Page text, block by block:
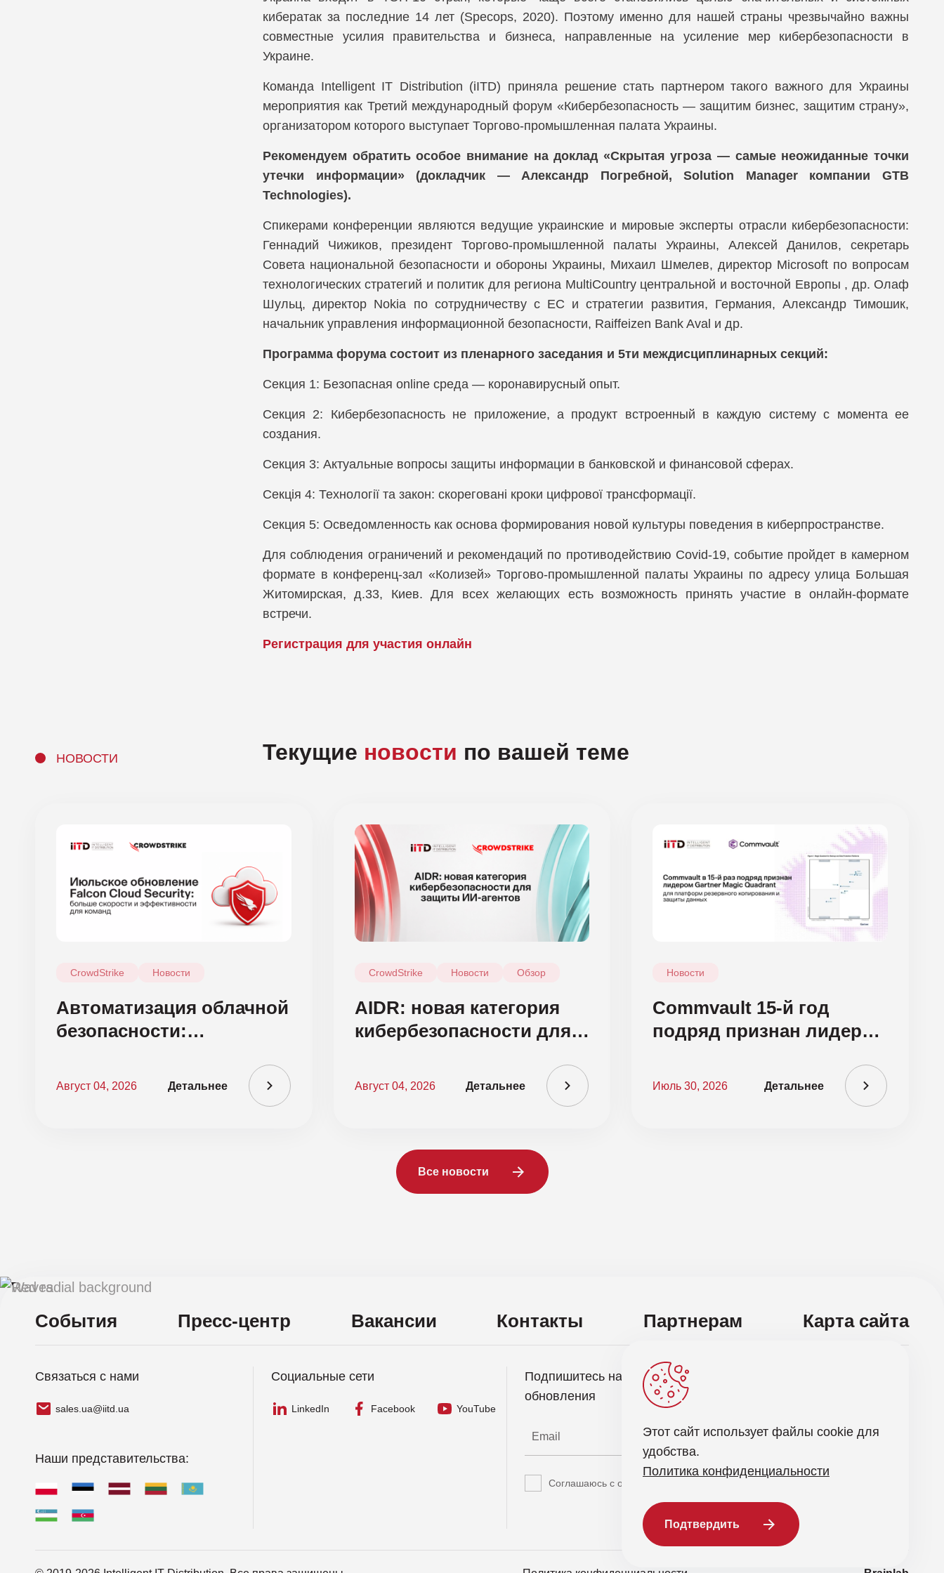
SOAR, Оркестрация, автоматизация и реагирование SPM, Управление политиками безопасности
UEM, Унифицированное управление конечными
ZTNA, Доступ к сети с нулевым доверием Видимость сети
Зашифрованный обмен мгновенными сообщениями Защита мобильных устройств
Симуляции фишинговых атак Управление рисками и защита данных
Шифрование и защита баз данных
Компания CrowdStrike
Компания Cyber Unit Technologies
Компания Gatewatcher
Компания Sonar
Компания SOTI
Компания Spin.AI
Компания Sycope
Компания Threema
Компания Vectra AI
Компания WALLIX
кибератак за последние 14 лет (Specops, 2020). Поэтому именно для нашей страны чрезвычайно важны
совместные усилия правительства и бизнеса, направленные на усиление мер кибербезопасности в
Украине.
Команда Intelligent IT Distribution (iITD) приняла решение стать партнером такого важного для Украины
мероприятия как Третий международный форум «Кибербезопасность — защитим бизнес, защитим страну»,
организатором которого выступает Торгово-промышленная палата Украины.
Рекомендуем обратить особое внимание на доклад «Скрытая угроза — самые неожиданные точки
утечки информации» (докладчик — Александр Погребной, Solution Manager компании GTB
Technologies).
Спикерами конференции являются ведущие украинские и мировые эксперты отрасли кибербезопасности:
Геннадий Чижиков, президент Торгово-промышленной палаты Украины, Алексей Данилов, секретарь
Совета национальной безопасности и обороны Украины, Михаил Шмелев, директор Microsoft по вопросам
технологических стратегий и политик для региона MultiCountry центральной и восточной Европы , др. Олаф
Шульц, директор Nokia по сотрудничеству с ЕС и стратегии развития, Германия, Александр Тимошик,
начальник управления информационной безопасности, Raiffeizen Bank Aval и др.
Программа форума состоит из пленарного заседания и 5ти междисциплинарных секций:
Секция 1: Безопасная online среда — коронавирусный опыт.
Секция 2: Кибербезопасность не приложение, а продукт встроенный в каждую систему с момента ее
создания.
Секция 3: Актуальные вопросы защиты информации в банковской и финансовой сферах.
Секція 4: Технології та закон: скореговані кроки цифрової трансформації.
Секция 5: Осведомленность как основа формирования новой культуры поведения в киберпространстве.
Для соблюдения ограничений и рекомендаций по противодействию Covid-19, событие пройдет в камерном
формате в конференц-зал «Колизей» Торгово-промышленной палаты Украины по адресу улица Большая
Житомирская, д.33, Киев. Для всех желающих есть возможность принять участие в онлайн-формате
встречи.
Регистрация для участия онлайн
НОВОСТИ Текущие новости по вашей теме
CrowdStrike Новости
Автоматизация облачной
безопасности:
Falcon Cloud Security
Август 04, 2026 Детальнее
CrowdStrike Новости Обзор
AIDR: новая категория
кибербезопасности для
Август 04, 2026 Детальнее
Новости
Commvault 15-й год
подряд признан лидером
для платформ
резервного копирования
Июль 30, 2026 Детальнее
Все новости
События Пресс-центр Вакансии Контакты Партнерам Карта сайта
Связаться с нами
sales.ua@iitd.ua
Наши представительства:
Социальные сети
LinkedIn Facebook YouTube
Подпишитесь на нас и получайте последние новости
обновления
Отправить запрос
Соглашаюсь с обработкой персональных данных
Этот сайт использует файлы cookie для
удобства.
Политика конфиденциальности
Подтвердить